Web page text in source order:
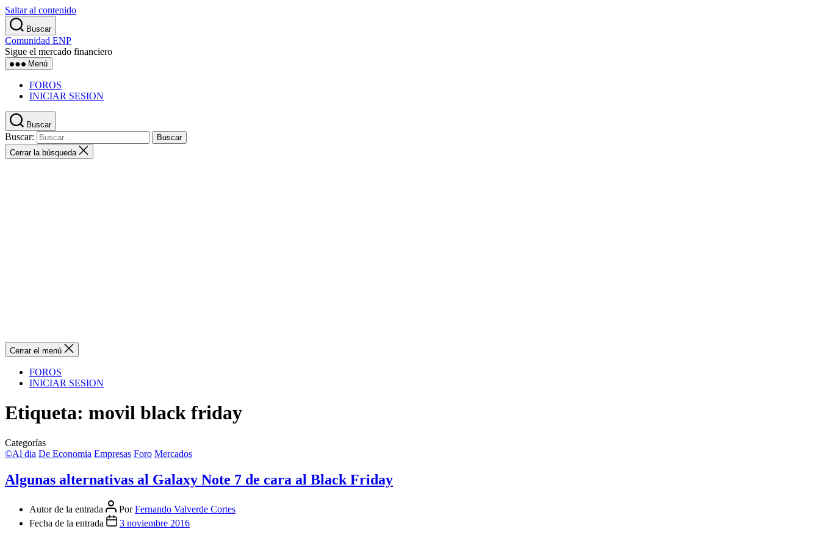
Saltar al contenido
Buscar
Comunidad ENP
Sigue el mercado financiero
Menú
FOROS
INICIAR SESION
Buscar
Buscar:
Cerrar la búsqueda
Cerrar el menú
FOROS
INICIAR SESION
Etiqueta: movil black friday
Categorías
©Al dia De Economia Empresas Foro Mercados
Algunas alternativas al Galaxy Note 7 de cara al Black Friday
Autor de la entrada PorFernando Valverde Cortes
Fecha de la entrada
3 noviembre 2016